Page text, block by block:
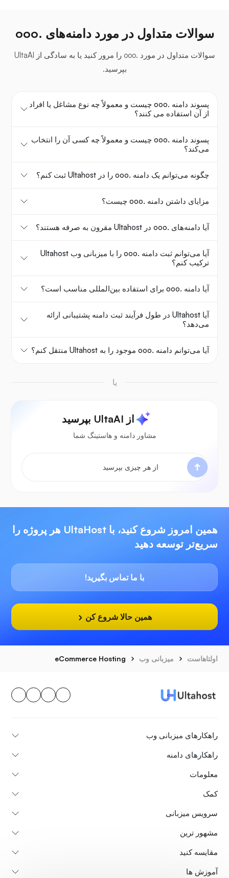
سوالات متداول در مورد دامنه‌های .ooo
سوالات متداول در مورد .ooo را مرور کنید یا به سادگی از UltaAI
بپرسید.
پسوند دامنه .ooo چیست و معمولاً چه نوع مشاغل یا افراد
از آن استفاده می کنند؟
پسوند دامنه .ooo چیست و معمولاً چه کسی آن را انتخاب
می‌کند؟
چگونه می‌توانم یک دامنه .ooo را در Ultahost ثبت کنم؟
مزایای داشتن دامنه .ooo چیست؟
آیا دامنه‌های .ooo در Ultahost مقرون به صرفه هستند؟
آیا می‌توانم ثبت دامنه .ooo را با میزبانی وب Ultahost
ترکیب کنم؟
آیا دامنه .ooo برای استفاده بین‌المللی مناسب است؟
آیا Ultahost در طول فرآیند ثبت دامنه پشتیبانی ارائه
می‌دهد؟
آیا می‌توانم دامنه .ooo موجود را به Ultahost منتقل کنم؟
یا
از UltaAI بپرسید
مشاور دامنه و هاستینگ شما
همین امروز شروع کنید، با UltaHost هر پروژه را
سریع‌تر توسعه دهید
با ما تماس بگیرید!
همین حالا شروع کن
اولتاهاست میزبانی وب eCommerce Hosting
راهکارهای میزبانی وب
راهکارهای دامنه
معلومات
کمک
سرویس میزبانی
مشهور ترین
مقایسه کنید
آموزش ها